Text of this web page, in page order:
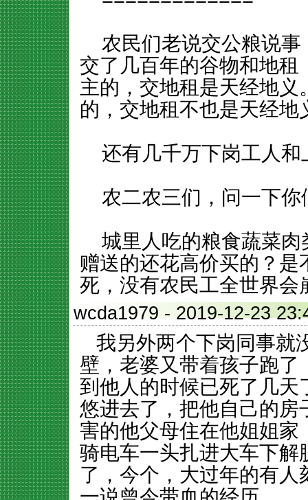
农民们老说交公粮说事
交了几百年的谷物和地
主的，交地租是天经地
的，交地租不也是天经地
还有几千万下岗工人和
农二农三们，问一下你
城里人吃的粮食蔬菜肉
赠送的还花高价买的？
死，没有农民工全世界会
wcda1979 - 2019-12-23
我另外两个下岗同事就
壁，老婆又带着孩子跑
到他人的时候已死了几
悠进去了，把他自己的
害的他父母住在他姐姐
骑电车一头扎进大车下
了，今个，大过年的有